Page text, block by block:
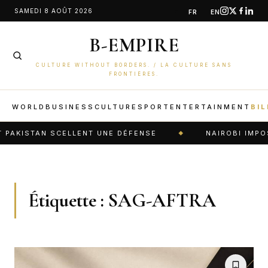
AllerSAMEDI 8 AOÛT 2026 FR EN
B-EMPIRE
CULTURE WITHOUT BORDERS. / LA CULTURE SANS
FRONTIÈRES.
WORLD BUSINESS CULTURE SPORT ENTERTAINMENT
SCELLENT UNE DÉFENSE NAIROBI
Étiquette : SAG-AFTRA